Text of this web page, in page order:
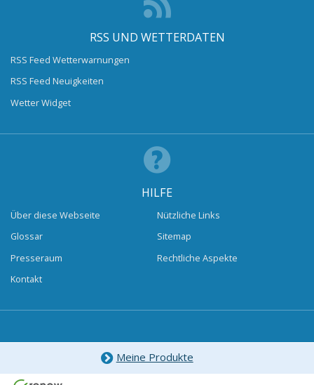
RSS UND WETTERDATEN
RSS Feed Wetterwarnungen
RSS Feed Neuigkeiten
Wetter Widget
HILFE
Über diese Webseite
Glossar
Presseraum
Kontakt
Nützliche Links
Sitemap
Rechtliche Aspekte
Meine Produkte